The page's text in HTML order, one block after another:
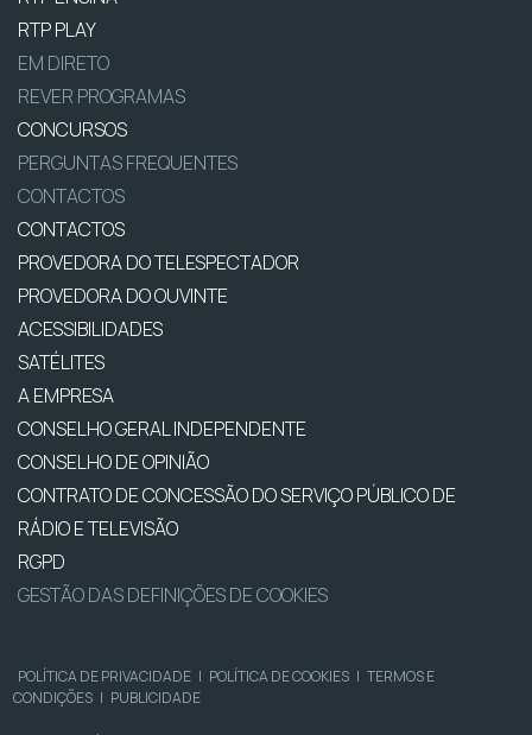
RTP PLAY
EM DIRETO
REVER PROGRAMAS
CONCURSOS
PERGUNTAS FREQUENTES
CONTACTOS
CONTACTOS
PROVEDORA DO TELESPECTADOR
PROVEDORA DO OUVINTE
ACESSIBILIDADES
SATÉLITES
A EMPRESA
CONSELHO GERAL INDEPENDENTE
CONSELHO DE OPINIÃO
CONTRATO DE CONCESSÃO DO SERVIÇO PÚBLICO DE
RÁDIO E TELEVISÃO
RGPD
GESTÃO DAS DEFINIÇÕES DE COOKIES
POLÍTICA DE PRIVACIDADE | POLÍTICA DE COOKIES | TERMOS E
CONDIÇÕES | PUBLICIDADE